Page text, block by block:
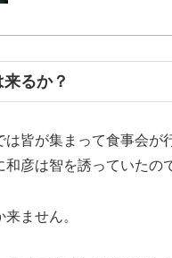
るか？
は皆が集まって食事会が
彦は智を誘っていたの
ません。